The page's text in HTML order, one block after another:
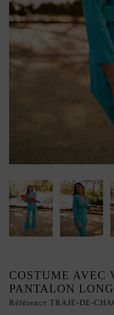
COSTUME AVEC
PANTALON
Référence TRAJE-DE-